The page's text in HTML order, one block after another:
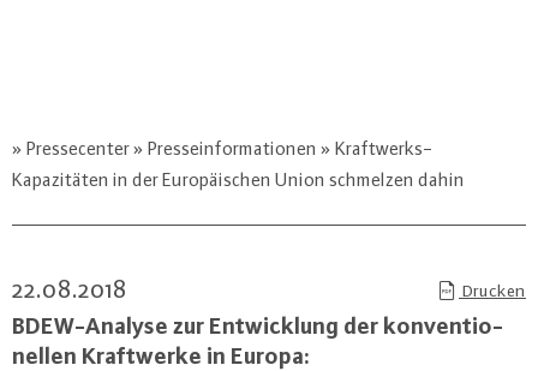
Pressecenter Presseinformationen
Kraftwerks-
Kapazitäten in der Europäischen Union schmelzen dahin
22.08.2018 Drucken
BDEW-Ana­ly­se zur Ent­wick­lung der kon­ven­tio­
nel­len Kraft­wer­ke in Europa: